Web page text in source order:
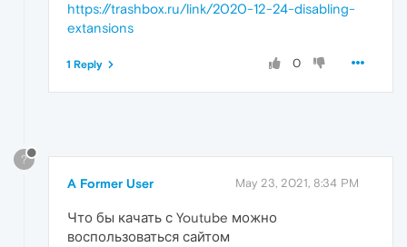
https://trashbox.ru/link/2020-12-24-disabling-
extansions
0
1 Reply
?
A Former User May 23, 2021, 8:34 PM
Что бы качать с Youtube можно
воспользоваться сайтом